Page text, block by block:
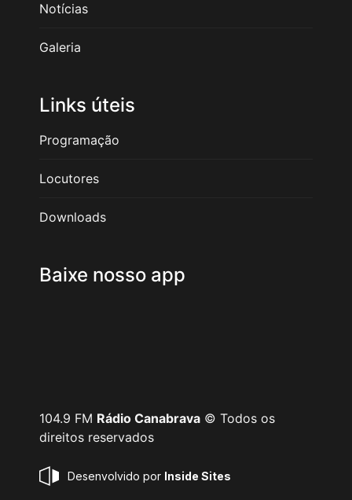
Notícias
Galeria
Links úteis
Programação
Locutores
Downloads
Baixe nosso app
104.9 FM Rádio Canabrava © Todos os
direitos reservados
Desenvolvido por Inside Sites